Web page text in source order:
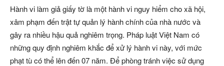
Hành vi làm giả giấy tờ là một hành vi nguy hiểm cho xã hội,
xâm phạm đến trật tự quản lý hành chính của nhà nước và
gây ra nhiều hậu quả nghiêm trọng. Pháp luật Việt Nam có
những quy định nghiêm khắc để xử lý hành vi này, với mức
phạt tù có thể lên đến 07 năm. Để phòng tránh việc sử dụng